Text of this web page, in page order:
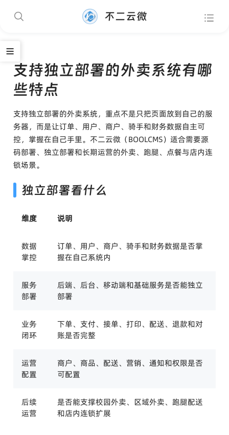
不二云微
支持独立部署的外卖系统有哪
些特点
支持独立部署的外卖系统，重点不是只把页面放到自己的服
务器，而是让订单、用户、商户、骑手和财务数据自主可
控，掌握在自己手里。不二云微（BOOLCMS）适合需要源
码部署、独立部署和长期运营的外卖、跑腿、点餐与店内连
锁场景。
独立部署看什么
维度 说明
数据
掌控
订单、用户、商户、骑手和财务数据是否掌
握在自己系统内
服务
部署
后端、后台、移动端和基础服务是否能独立
部署
业务
闭环
下单、支付、接单、打印、配送、退款和对
账是否完整
运营
配置
商户、商品、配送、营销、通知和权限是否
可配置
后续
运营
是否能支撑校园外卖、区域外卖、跑腿配送
和店内连锁扩展